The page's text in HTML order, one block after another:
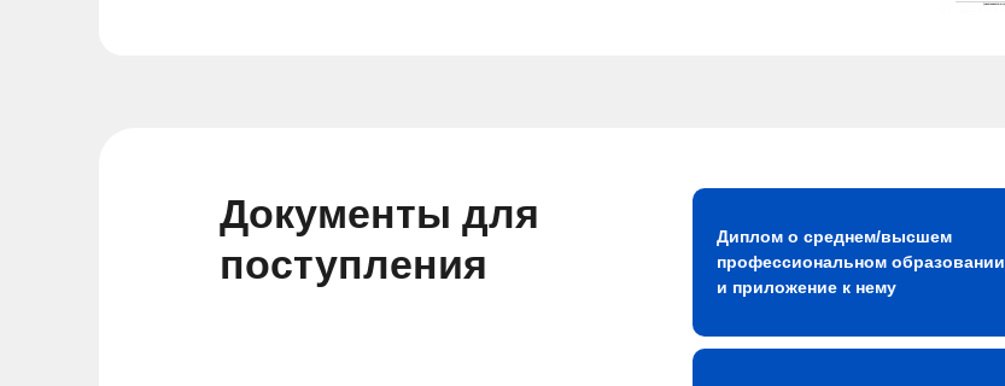
Документы для
поступления
Диплом о среднем/высшем
профессиональном образовании
и приложение к нему